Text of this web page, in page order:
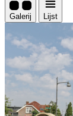
Galerij Lijst